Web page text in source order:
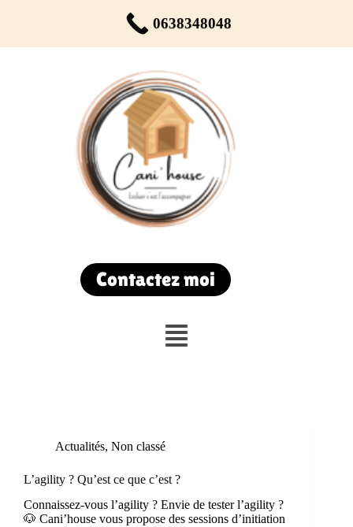
Réservez votre rendez-vous dès maintenant !
Du lundi au samedi de 9h00 à 19h00
Contactez moi
Actualités, Non classé
L’agility ? Qu’est ce que c’est ?
Connaissez-vous l’agility ? Envie de tester l’agility ?
🐶 Cani’house vous propose des sessions d’initiation
0638348048